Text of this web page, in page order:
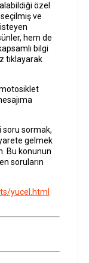
özel
ve
hem de
bilgi
tıklayarak
motosiklet
soru sormak,
gelmek
Bu konunun
soruların
yucel.html